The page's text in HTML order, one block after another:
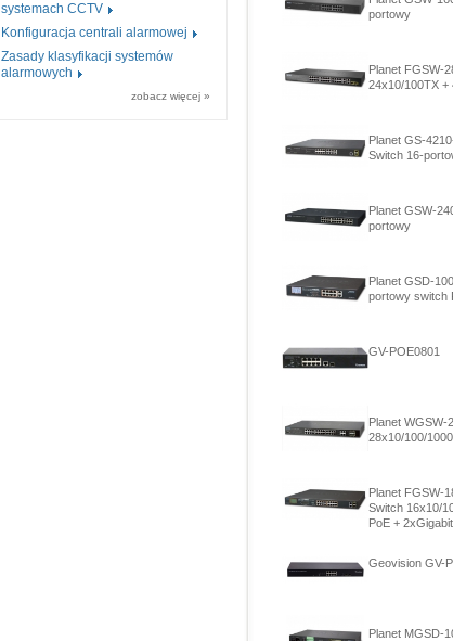
systemach CCTV
Konfiguracja centrali alarmowej
Zasady klasyfikacji systemów
alarmowych
zobacz więcej »
portowy
Planet FGSW-
24x10/100TX +
Planet GS-
Switch 16-
Planet GSW-
portowy
Planet GSD-
portowy switch
GV-POE0801
Planet WGSW-
28x10/100/
Planet FGSW-
Switch 16x10/
PoE + 2xGigabit
Geovision GV-
Planet MGSD-